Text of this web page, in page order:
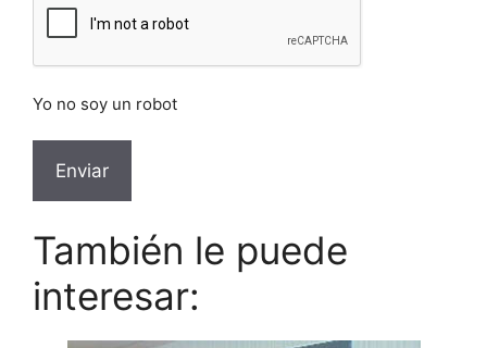
Yo no soy un robot
También le puede
interesar: